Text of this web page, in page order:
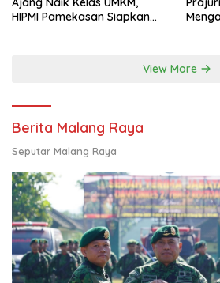
HIPMI Pamekasan Siapkan
View More
Berita Malang Raya
Seputar Malang Raya